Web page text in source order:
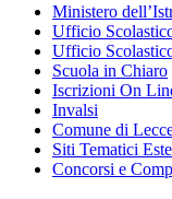
Ministero
Ufficio
Ufficio
Scuola in Chiaro
Iscrizioni On
Invalsi
Comune di
Siti Tematici
Concorsi e